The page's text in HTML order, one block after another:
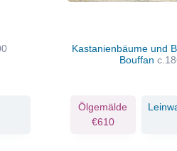
Kastanienbäume und
Bouffan
Ölgemälde
€610